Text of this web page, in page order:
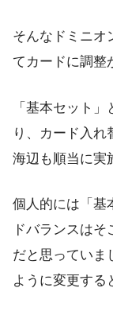
そんなドミニオ
てカードに調整
「基本セット
り、カード入れ
海辺も順当に実
個人的には「基
ドバランスは
だと思っていま
ように変更する